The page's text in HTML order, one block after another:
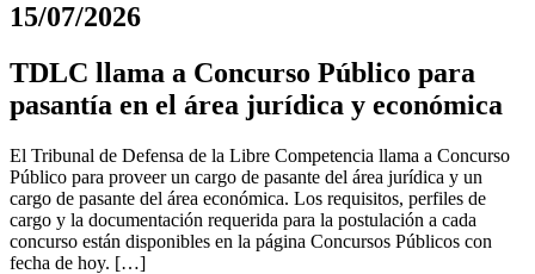
15/07/2026
TDLC llama a Concurso Público para
pasantía en el área jurídica y económica
El Tribunal de Defensa de la Libre Competencia llama a Concurso
Público para proveer un cargo de pasante del área jurídica y un
cargo de pasante del área económica. Los requisitos, perfiles de
cargo y la documentación requerida para la postulación a cada
concurso están disponibles en la página Concursos Públicos con
fecha de hoy. […]